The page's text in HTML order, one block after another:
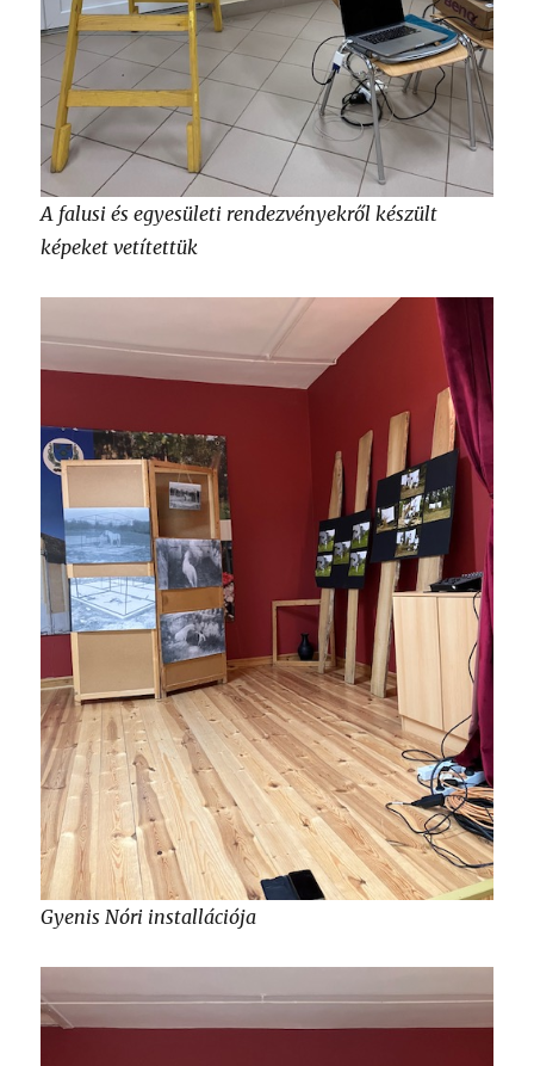
A falusi és egyesületi rendezvényekről készült
képeket vetítettük
Gyenis Nóri installációja